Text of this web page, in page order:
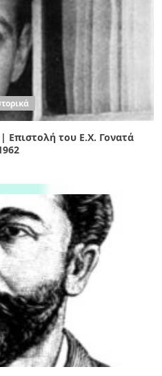
Eπιστολή του Ε.Χ. Γονατά